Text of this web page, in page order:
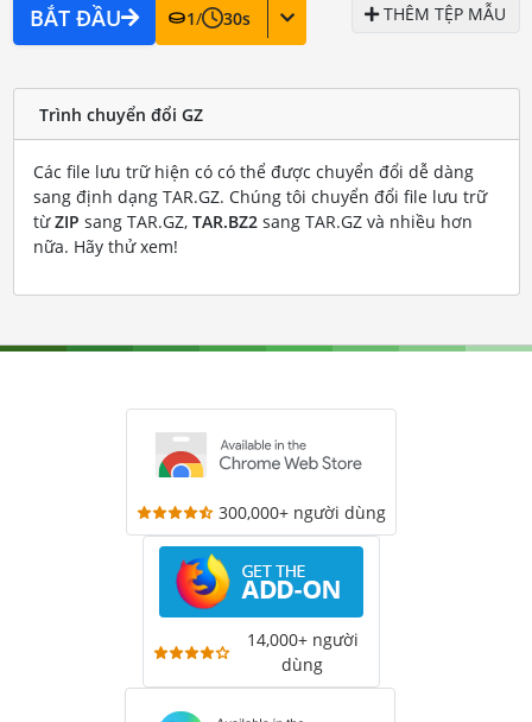
BẮT ĐẦU 1/ 30s THÊM TỆP MẪU
Trình chuyển đổi GZ
Các file lưu trữ hiện có có thể được chuyển đổi dễ dàng
sang định dạng TAR.GZ. Chúng tôi chuyển đổi file lưu trữ
từZIP sang TAR.GZ, TAR.BZ2sang TAR.GZ và nhiều hơn
nữa. Hãy thử xem!
300,000+ người dùng
14,000+ người
dùng